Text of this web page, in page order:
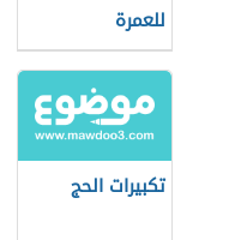
للعمرة
تكبيرات الحج